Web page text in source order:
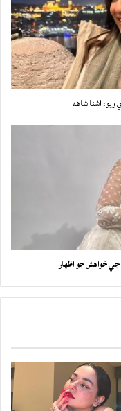
جي خواهش جو اظهار